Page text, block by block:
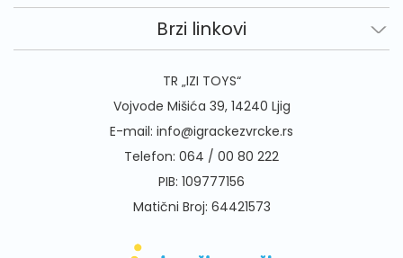
Brzi linkovi
TR „IZI TOYS“
Vojvode Mišića 39, 14240 Ljig
E-mail: info@igrackezvrcke.rs
Telefon: 064 / 00 80 222
PIB: 109777156
Matični Broj: 64421573